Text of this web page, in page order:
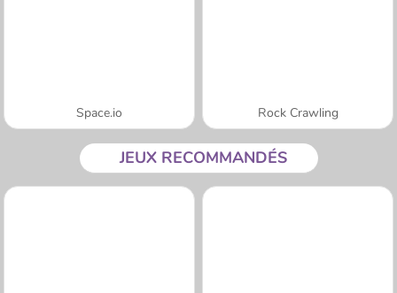
Space.io Rock Crawling
JEUX RECOMMANDÉS